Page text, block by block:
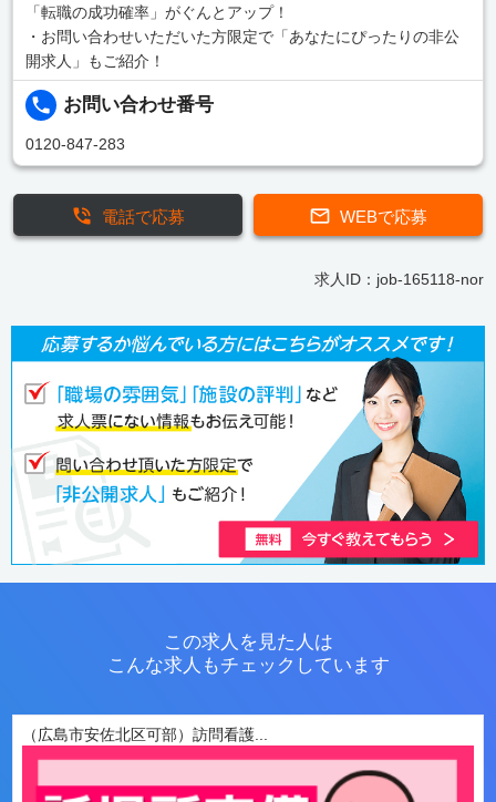
「転職の成功確率」がぐんとアップ！
・お問い合わせいただいた方限定で「あなたにぴったりの非公
開求人」もご紹介！
お問い合わせ番号
0120-847-283
WEBで応募
電話で応募
求人ID：job-165118-nor
この求人を見た人は
こんな求人もチェックしています
（広島市安佐北区可部）訪問看護...